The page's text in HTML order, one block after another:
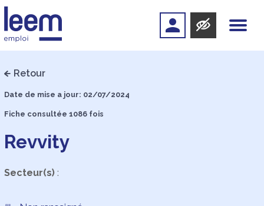
Retour
Date de mise a jour: 02/07/2024
Fiche consultée 1086 fois
Revvity
Secteur(s):